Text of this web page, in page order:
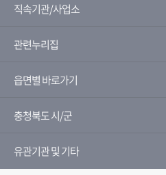
직속기관/사업소
관련누리집
읍면별 바로가기
충청북도 시/군
유관기관 및 기타